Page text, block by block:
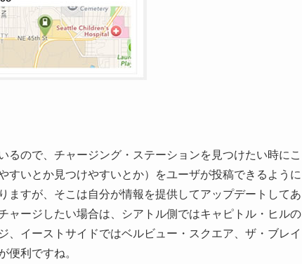
ので、チャージング・ステーションを見つけたい時にこ
いとか見つけやすいとか）をユーザが投稿できるように
すが、そこは自分が情報を提供してアップデートしてあ
ャージしたい場合は、シアトル側ではキャピトル・ヒルの
イーストサイドではベルビュー・スクエア、ザ・ブレイ
利ですね。